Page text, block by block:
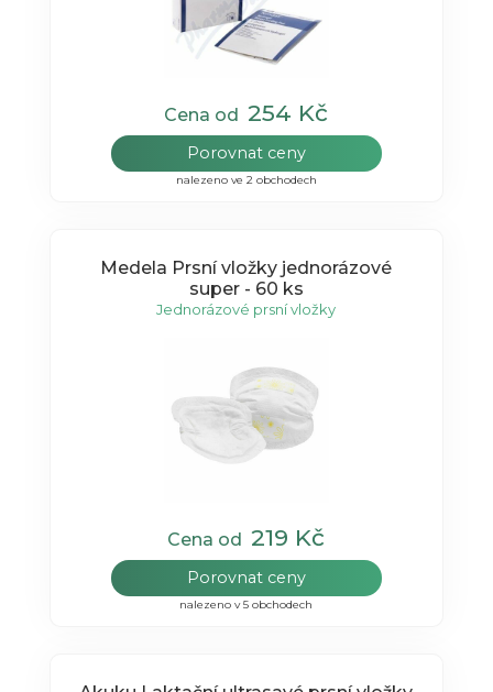
Cena od254 Kč
Porovnat ceny
nalezeno ve 2 obchodech
Medela Prsní vložky jednorázové
super - 60 ks
Jednorázové prsní vložky
Cena od219 Kč
Porovnat ceny
nalezeno v 5 obchodech